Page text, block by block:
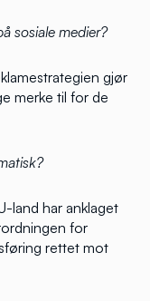
sosiale medier?
gjør
merke til for de
land har anklaget
for
rettet mot